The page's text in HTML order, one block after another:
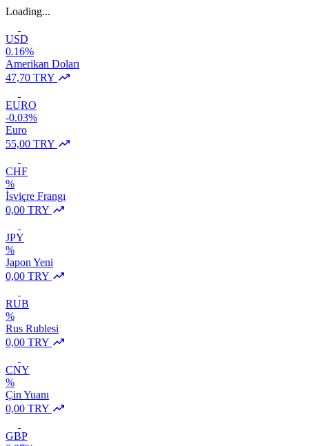
Loading...
USD
0.16%
Amerikan Doları
47,70 TRY
EURO
-0.03%
Euro
55,00 TRY
CHF
%
İsviçre Frangı
0,00 TRY
JPY
%
Japon Yeni
0,00 TRY
RUB
%
Rus Rublesi
0,00 TRY
CNY
%
Çin Yuanı
0,00 TRY
GBP